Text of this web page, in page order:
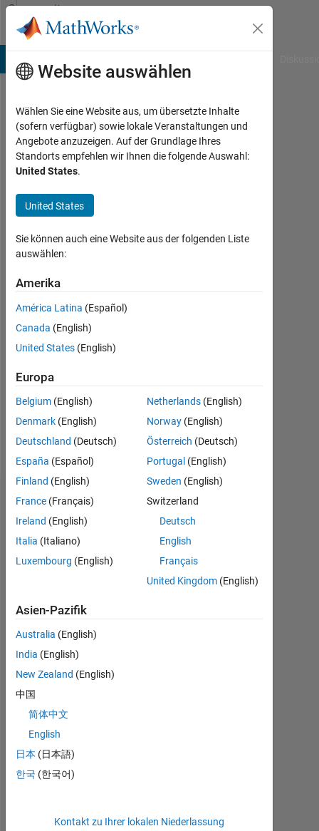
Weiter zum Inhalt
Community
Profile
kivok
titrit
Last
mehr
als 5
Jahre
Aktiv
seit
2019
0
Following:
0
Follow
Dashboard
Statistik
MATLAB Answers
BEITRÄGE L
0
1
Website auswählen
Wählen Sie eine Website aus, um übersetzte Inhalte
(sofern verfügbar) sowie lokale Veranstaltungen und
Angebote anzuzeigen. Auf der Grundlage Ihres
Standorts empfehlen wir Ihnen die folgende Auswahl:
United States.
United States
Sie können auch eine Website aus der folgenden Liste
auswählen:
Amerika
América Latina (Español)
Canada (English)
United States (English)
Europa
Belgium (English)
Denmark (English)
Deutschland (Deutsch)
España (Español)
Finland (English)
France (Français)
Ireland (English)
Italia (Italiano)
Luxembourg (English)
Netherlands (English)
Norway (English)
Österreich (Deutsch)
Portugal (English)
Sweden (English)
Switzerland
Deutsch
English
Français
United Kingdom (English)
Asien-Pazifik
Australia (English)
India (English)
New Zealand (English)
中国
简体中文
English
日本 (日本語)
한국 (한국어)
Kontakt zu Ihrer lokalen Niederlassung